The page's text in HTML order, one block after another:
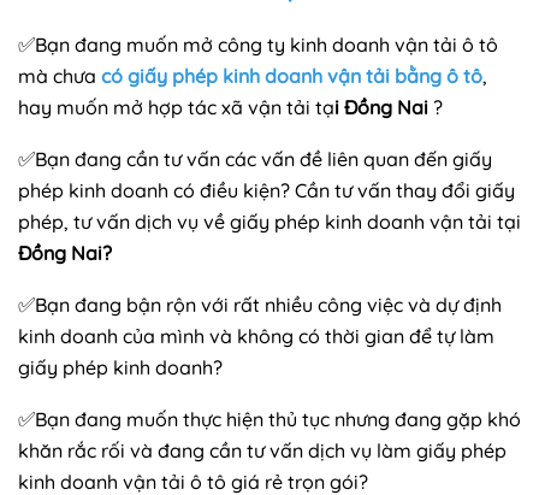
✅Bạn đang muốn mở công ty kinh doanh vận tải ô tô
mà chưa có giấy phép kinh doanh vận tải bằng ô tô,
hay muốn mở hợp tác xã vận tải tại Đồng Nai ?
✅Bạn đang cần tư vấn các vấn đề liên quan đến giấy
phép kinh doanh có điều kiện? Cần tư vấn thay đổi giấy
phép, tư vấn dịch vụ về giấy phép kinh doanh vận tải tại
Đồng Nai?
✅Bạn đang bận rộn với rất nhiều công việc và dự định
kinh doanh của mình và không có thời gian để tự làm
giấy phép kinh doanh?
✅Bạn đang muốn thực hiện thủ tục nhưng đang gặp khó
khăn rắc rối và đang cần tư vấn dịch vụ làm giấy phép
kinh doanh vận tải ô tô giá rẻ trọn gói?